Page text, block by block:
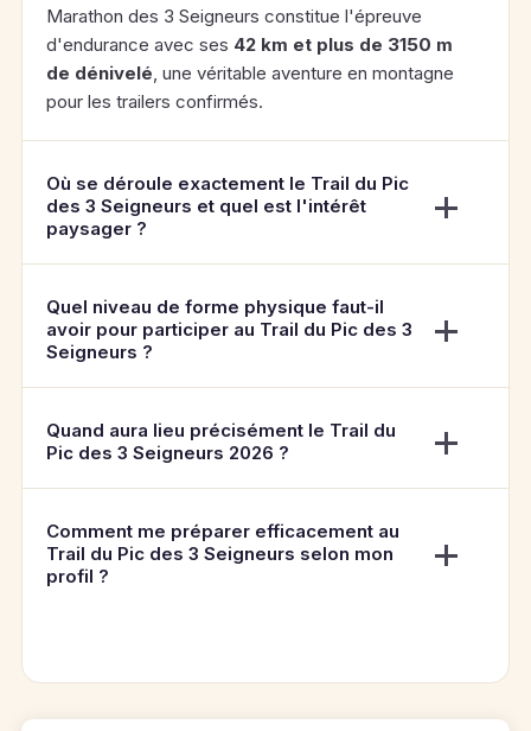
Marathon des 3 Seigneurs constitue l'épreuve
d'endurance avec ses 42 km et plus de 3150 m
de dénivelé, une véritable aventure en montagne
pour les trailers confirmés.
Où se déroule exactement le Trail du Pic
des 3 Seigneurs et quel est l'intérêt
paysager ?
Quel niveau de forme physique faut-il
avoir pour participer au Trail du Pic des 3
Seigneurs ?
Quand aura lieu précisément le Trail du
Pic des 3 Seigneurs 2026 ?
Comment me préparer efficacement au
Trail du Pic des 3 Seigneurs selon mon
profil ?